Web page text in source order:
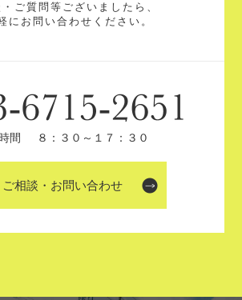
ご質問等ございましたら、
にお問い合わせください。
間 ８：３０～１７：３０
ご相談・お問い合わせ